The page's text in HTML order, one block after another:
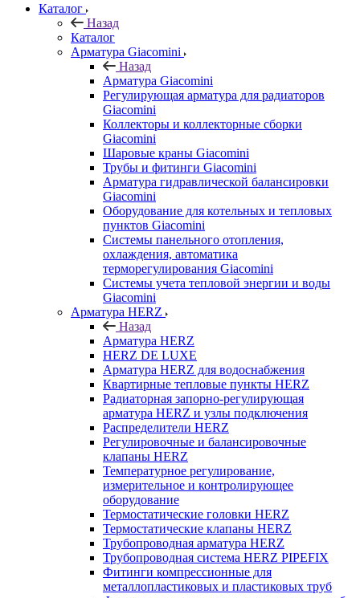
Каталог
Назад
Каталог
Арматура Giacomini
Назад
Арматура Giacomini
Регулирующая арматура для радиаторов
Giacomini
Коллекторы и коллекторные сборки
Giacomini
Шаровые краны Giacomini
Трубы и фитинги Giacomini
Арматура гидравлической балансировки
Giacomini
Оборудование для котельных и тепловых
пунктов Giacomini
Системы панельного отопления,
охлаждения, автоматика
терморегулирования Giacomini
Системы учета тепловой энергии и воды
Giacomini
Арматура HERZ
Назад
Арматура HERZ
HERZ DE LUXE
Арматура HERZ для водоснабжения
Квартирные тепловые пункты HERZ
Радиаторная запорно-регулирующая
арматура HERZ и узлы подключения
Распределители HERZ
Регулировочные и балансировочные
клапаны HERZ
Температурное регулирование,
измерительное и контролирующее
оборудование
Термостатические головки HERZ
Термостатические клапаны HERZ
Трубопроводная арматура HERZ
Трубопроводная система HERZ PIPEFIX
Фитинги компрессионные для
металлопластиковых и пластиковых труб